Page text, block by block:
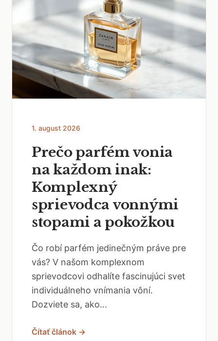
1. august 2026
Prečo parfém vonia
na každom inak:
Komplexný
sprievodca vonnými
stopami a pokožkou
Čo robí parfém jedinečným práve pre
vás? V našom komplexnom
sprievodcovi odhalíte fascinujúci svet
individuálneho vnímania vôní.
Dozviete sa, ako...
Čítať článok →